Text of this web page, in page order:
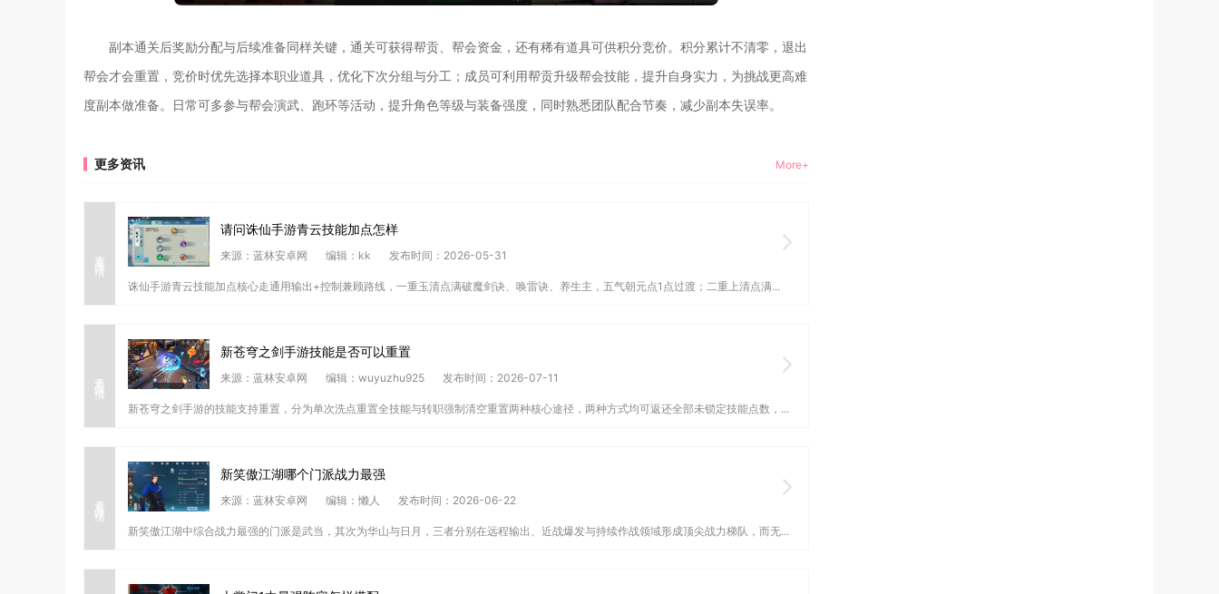
副本通关后奖励分配与后续准备同样关键，通关可获得帮贡、帮会资金，还有稀有道具可供积分竞价。积分累计不清零，退出
帮会才会重置，竞价时优先选择本职业道具，优化下次分组与分工；成员可利用帮贡升级帮会技能，提升自身实力，为挑战更高难
度副本做准备。日常可多参与帮会演武、跑环等活动，提升角色等级与装备强度，同时熟悉团队配合节奏，减少副本失误率。
更多资讯 More+
查看详情
请问诛仙手游青云技能加点怎样
来源：蓝林安卓网 编辑：kk 发布时间：2026-05-31
诛仙手游青云技能加点核心走通用输出+控制兼顾路线，一重玉清点满破魔剑诀、唤雷诀、养生主，五气朝元点1点过渡；二重上清点满...
查看详情
新苍穹之剑手游技能是否可以重置
来源：蓝林安卓网 编辑：wuyuzhu925 发布时间：2026-07-11
新苍穹之剑手游的技能支持重置，分为单次洗点重置全技能与转职强制清空重置两种核心途径，两种方式均可返还全部未锁定技能点数，...
查看详情
新笑傲江湖哪个门派战力最强
来源：蓝林安卓网 编辑：懒人 发布时间：2026-06-22
新笑傲江湖中综合战力最强的门派是武当，其次为华山与日月，三者分别在远程输出、近战爆发与持续作战领域形成顶尖战力梯队，而无...